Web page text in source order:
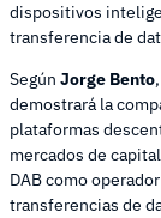
dispositivos
transferencia de
Según Jorge Bento
demostrará la
plataformas
mercados de
DAB como
transferencias de